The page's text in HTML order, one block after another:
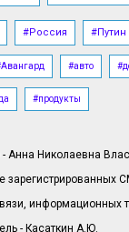
#Россия #Путин
#авто
#продукты
- Анна Николаевна
информационных
- Касаткин А.Ю.